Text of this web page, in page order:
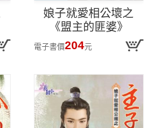
娘子就愛相公壞之
《盟主的匪婆》
電子書價204元